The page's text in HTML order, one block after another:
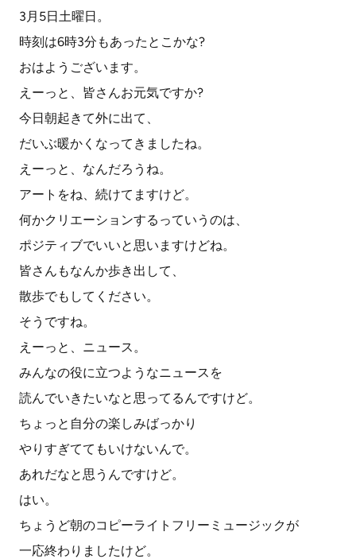
3月5日土曜日。
時刻は6時3分もあったとこかな?
おはようございます。
えーっと、皆さんお元気ですか?
今日朝起きて外に出て、
だいぶ暖かくなってきましたね。
えーっと、なんだろうね。
アートをね、続けてますけど。
何かクリエーションするっていうのは、
ポジティブでいいと思いますけどね。
皆さんもなんか歩き出して、
散歩でもしてください。
そうですね。
えーっと、ニュース。
みんなの役に立つようなニュースを
読んでいきたいなと思ってるんですけど。
ちょっと自分の楽しみばっかり
やりすぎててもいけないんで。
あれだなと思うんですけど。
はい。
ちょうど朝のコピーライトフリーミュージックが
一応終わりましたけど。